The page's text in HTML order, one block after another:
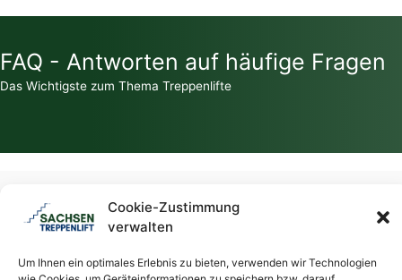
Cookie-Zustimmung
verwalten
Um Ihnen ein optimales Erlebnis zu bieten, verwenden wir Technologien
FAQ - Antworten auf häufige Fragen
Das Wichtigste zum Thema Treppenlifte